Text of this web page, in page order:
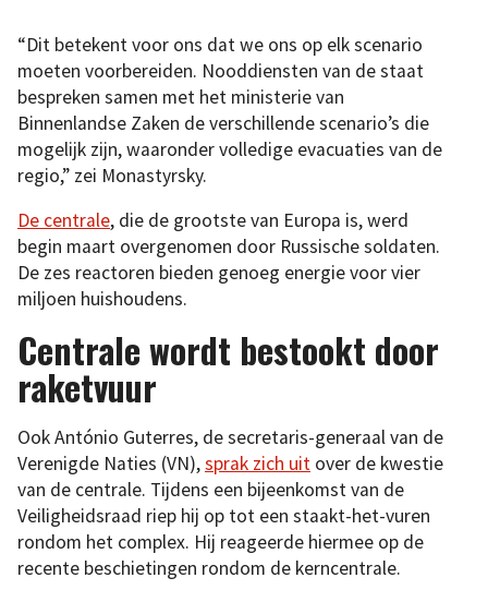
“Dit betekent voor ons dat we ons op elk scenario
moeten voorbereiden. Nooddiensten van de staat
bespreken samen met het ministerie van
Binnenlandse Zaken de verschillende scenario’s die
mogelijk zijn, waaronder volledige evacuaties van de
regio,” zei Monastyrsky.
De centrale, die de grootste van Europa is, werd
begin maart overgenomen door Russische soldaten.
De zes reactoren bieden genoeg energie voor vier
miljoen huishoudens.
Centrale wordt bestookt door
raketvuur
Ook António Guterres, de secretaris-generaal van de
Verenigde Naties (VN),sprak zich uit over de kwestie
van de centrale. Tijdens een bijeenkomst van de
Veiligheidsraad riep hij op tot een staakt-het-vuren
rondom het complex. Hij reageerde hiermee op de
recente beschietingen rondom de kerncentrale.